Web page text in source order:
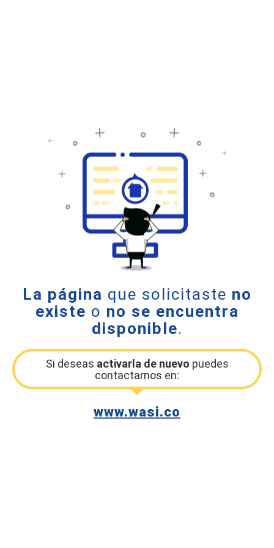
La página que solicitaste no
existe o no se encuentra
disponible.
Si deseas activarla de nuevo puedes
contactarnos en:
www.wasi.co